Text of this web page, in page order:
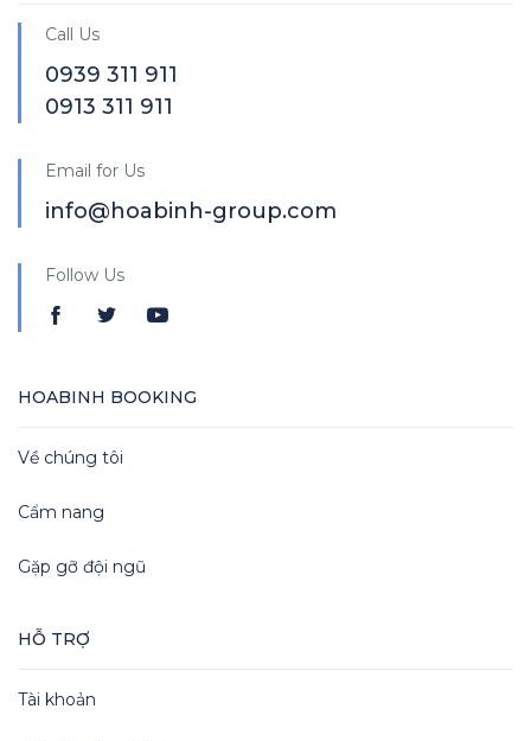
Call Us
0939 311 911
0913 311 911
Email for Us
info@hoabinh-group.com
Follow Us
HOABINH BOOKING
Về chúng tôi
Cẩm nang
Gặp gỡ đội ngũ
HỖ TRỢ
Tài khoản